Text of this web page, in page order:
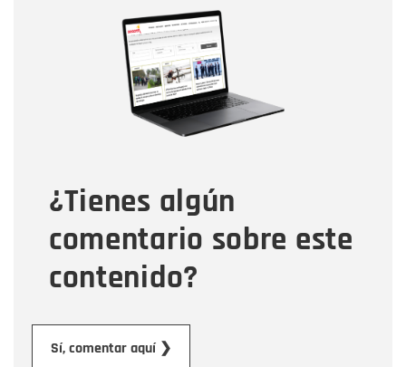
¿Tienes algún
comentario sobre este
contenido?
Sí, comentar aquí ❯
Correo electrónico
Tipo de comentario
Mensaje